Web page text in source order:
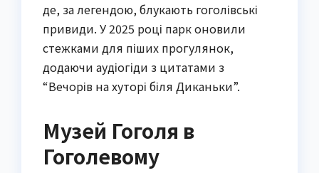
де, за легендою, блукають гоголівські
привиди. У 2025 році парк оновили
стежками для піших прогулянок,
додаючи аудіогіди з цитатами з
“Вечорів на хуторі біля Диканьки”.
Музей Гоголя в
Гоголевому